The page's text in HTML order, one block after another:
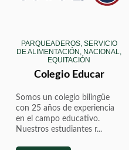
PARQUEADEROS, SERVICIO
DE ALIMENTACIÓN, NACIONAL,
EQUITACIÓN
Colegio Educar
Somos un colegio bilingüe
con 25 años de experiencia
en el campo educativo.
Nuestros estudiantes r...